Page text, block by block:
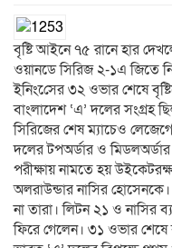
বৃষ্টি আইনে ৭৫ রানে হার
ওয়ানডে সিরিজ ২-১এ জিতে
ইনিংেসের ৩২ ওভার শেষে
বাংলাদেশ ‘এ’ দলের সংগ্রহ
সিরিজের শেষ ম্যাচেও
দলের টপঅর্ডার ও
পরীক্ষায় নামতে হয়
অলরাউন্ডার নাসির
না তারা। লিটন ২১ ও নাসির
ফিরে গেলেন। ৩১ ওভার